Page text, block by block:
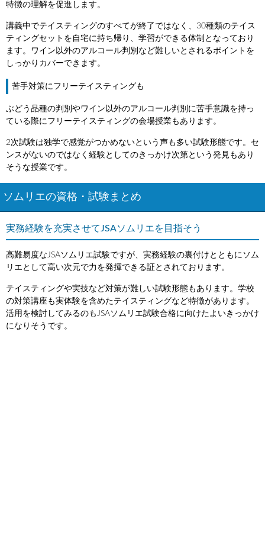
特徴の理解を促進します。
講義中でテイスティングのすべてが終了ではなく、30種類のテイス
ティングセットを自宅に持ち帰り、学習ができる体制となっており
ます。ワイン以外のアルコール判別など難しいとされるポイントを
しっかりカバーできます。
苦手対策にフリーテイスティングも
ぶどう品種の判別やワイン以外のアルコール判別に苦手意識を持っ
ている際にフリーテイスティングの会場授業もあります。
2次試験は独学で感覚がつかめないという声も多い試験形態です。セ
ンスがないのではなく経験としてのきっかけ次第という発見もあり
そうな授業です。
ソムリエの資格・試験まとめ
実務経験を充実させてJSAソムリエを目指そう
高難易度なJSAソムリエ試験ですが、実務経験の裏付けとともにソム
リエとして高い次元で力を発揮できる証とされております。
テイスティングや実技など対策が難しい試験形態もあります。学校
の対策講座も実体験を含めたテイスティングなど特徴があります。
活用を検討してみるのもJSAソムリエ試験合格に向けたよいきっかけ
になりそうです。